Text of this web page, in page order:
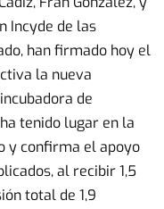
Incyde de las
han firmado hoy el
la nueva
de
tenido lugar en la
y confirma el apoyo
al recibir 1,5
total de 1,9